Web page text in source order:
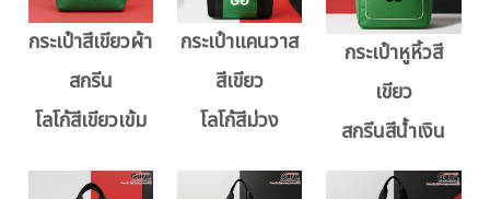
กระเป๋าสีเขียวผ้า
สกรีน
โลโก้สีเขียวเข้ม
กระเป๋าแคนวาส
สีเขียว
โลโก้สีม่วง
กระเป๋าหูหิ้วสี
เขียว
สกรีนสีน้ำเงิน